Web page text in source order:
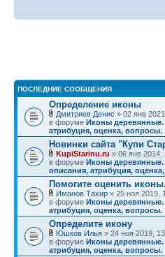
ПОСЛЕДНИЕ СООБЩЕНИЯ
Определение иконы
Дмитриев Денис » 02 янв
в форуме Иконы деревянные.
атрибуция, оценка, вопросы.
Новинки сайта "Купи
KupiStarinu.ru » 06 янв 2014,
в форуме Иконы деревянные.
описания, атрибуция,
Помогите оценить иконы.
Иманов Тахир » 25 ноя 2019,
в форуме Иконы деревянные.
атрибуция, оценка, вопросы.
Определите икону
Юшков Илья » 24 ноя 2019,
в форуме Иконы деревянные.
атрибуция, оценка, вопросы.